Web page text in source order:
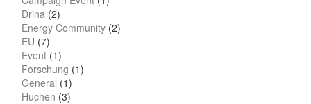
Drina (2)
Energy Community (2)
EU (7)
Event (1)
Forschung (1)
General (1)
Huchen (3)